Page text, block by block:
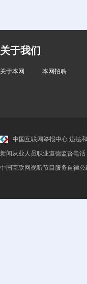
关于我们
关于本网 本网招聘
中国互联网举报中心 违法
新闻从业人员职业道德监督电
中国互联网视听节目服务自律公